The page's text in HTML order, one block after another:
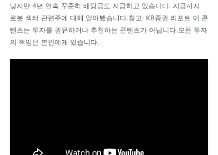
낮지만 4년 연속 꾸준히 배당금도 지급하고 있습니다. 지금까지
로봇 섹터 관련주에 대해 알아봤습니다.참고: KB증권 리포트 이 콘
텐츠는 투자를 권유하거나 추천하는 콘텐츠가 아닙니다.모든 투자
의 책임은 본인에게 있습니다.